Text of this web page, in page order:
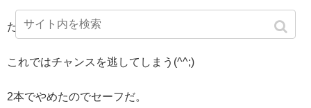
ただ飲んだくれになる出張先での写真。
これではチャンスを逃してしまう(^^;)
2本でやめたのでセーフだ。